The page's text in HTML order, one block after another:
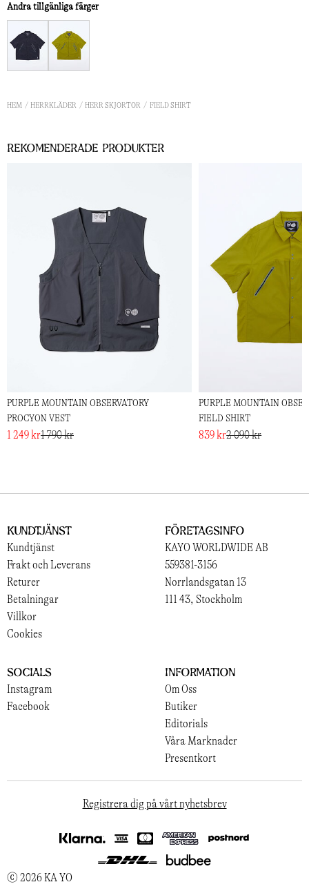
Andra tillgänliga färger
HEM HERRKLÄDER HERR SKJORTOR FIELD SHIRT
Rekomenderade Produkter
PURPLE MOUNTAIN OBSERVATORY
PROCYON VEST
1 249 kr1 790 kr
PURPLE MOUNTAIN
FIELD SHIRT
839 kr2 090 kr
Kundtjänst
Kundtjänst
Frakt och Leverans
Returer
Betalningar
Villkor
Cookies
Företagsinfo
KAYO WORLDWIDE AB
559381-3156
Norrlandsgatan 13
111 43, Stockholm
Socials
Instagram
Facebook
Information
Om Oss
Butiker
Editorials
Våra Marknader
Presentkort
© 2026 KA YO
Registrera dig på vårt nyhetsbrev